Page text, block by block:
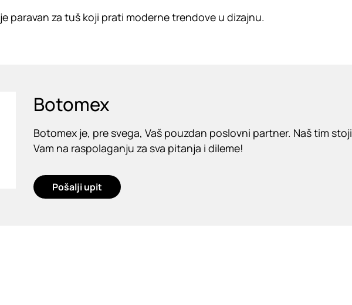
je paravan za tuš koji prati moderne trendove u dizajnu.
Botomex
Botomex je, pre svega, Vaš pouzdan poslovni partner. Naš tim stoji
Vam na raspolaganju za sva pitanja i dileme!
Pošalji upit